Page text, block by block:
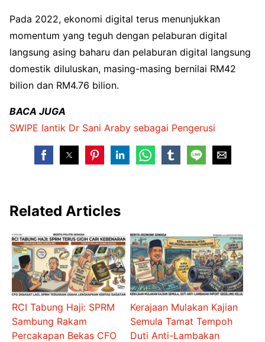
Pada 2022, ekonomi digital terus menunjukkan
momentum yang teguh dengan pelaburan digital
langsung asing baharu dan pelaburan digital langsung
domestik diluluskan, masing-masing bernilai RM42
bilion dan RM4.76 bilion.
BACA JUGA
SWIPE lantik Dr Sani Araby sebagai Pengerusi
Related Articles
RCI Tabung Haji: SPRM
Sambung Rakam
Percakapan Bekas CFO
Kerajaan Mulakan Kajian
Semula Tamat Tempoh
Duti Anti-Lambakan